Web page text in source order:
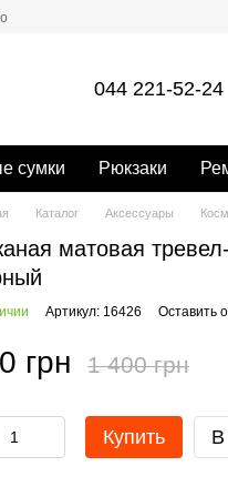
044 221-52-24
сумки Рюкзаки
Каталог Аксессуары
матовая
Артикул: 16426 Оставить
грн 1 400 грн
Купить В